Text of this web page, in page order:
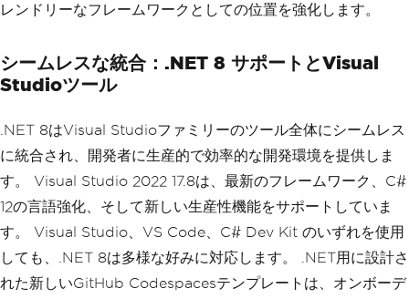
レンドリーなフレームワークとしての位置を強化します。
シームレスな統合：.NET 8 サポートとVisual
Studioツール
.NET 8はVisual Studioファミリーのツール全体にシームレス
に統合され、開発者に生産的で効率的な開発環境を提供しま
す。 Visual Studio 2022 17.8は、最新のフレームワーク、C#
12の言語強化、そして新しい生産性機能をサポートしていま
す。 Visual Studio、VS Code、C# Dev Kit のいずれを使用
しても、.NET 8は多様な好みに対応します。 .NET用に設計さ
れた新しいGitHub Codespacesテンプレートは、オンボーデ